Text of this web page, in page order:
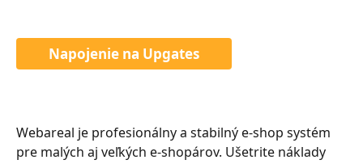
Napojenie na Upgates
Webareal je profesionálny a stabilný e-shop systém
pre malých aj veľkých e-shopárov. Ušetrite náklady